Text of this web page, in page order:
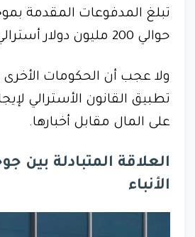
تبلغ المدفوعات المقدمة
حوالي 200 مليون دولار أسترالي سنويًا.
ولا عجب أن الحكومات
تطبيق القانون الأسترالي
على المال مقابل أخبارها.
العلاقة المتبادلة بين
الأنباء